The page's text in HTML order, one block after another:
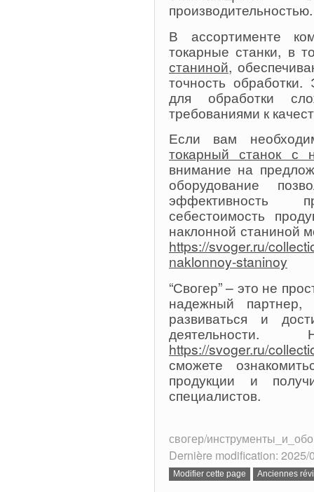
производительностью.
В ассортименте
токарные станки, в
станиной,
точность
для обработки
требованиями к
Если вам
токарный станок с
внимание на
оборудование
эффективность
себестоимость
наклонной станиной
https://svoger.ru/
naklonnoy-staninoy
“Свогер” – это не
надежный партнер,
развиваться и
https://svoger.ru/
сможете
продукции и
специалистов.
свогер/
Dernière modification: